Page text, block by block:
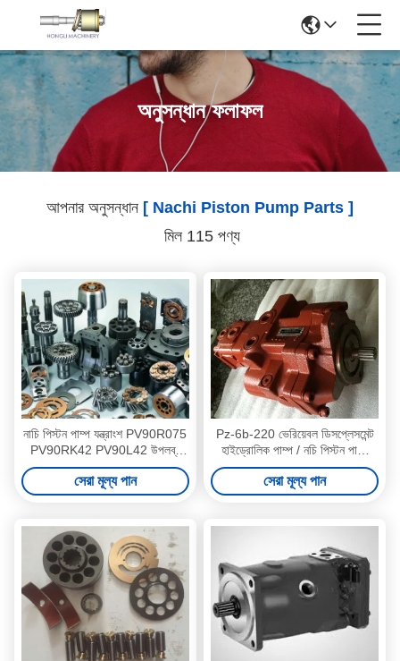
অনুসন্ধান ফলাফল
আপনার অনুসন্ধান [ Nachi Piston Pump Parts ]
মিল 115 পণ্য
নাচি পিস্টন পাম্প যন্ত্রাংশ PV90R075
PV90RK42 PV90L42 উপলব্ধ
ISO শংসাপত্র
সেরা মূল্য পান
Pz-6b-220 ভেরিয়েবল ডিসপ্লেসমেন্ট
হাইড্রোলিক পাম্প / নচি পিস্টন পাম্প
প্রতিস্থাপন
সেরা মূল্য পান